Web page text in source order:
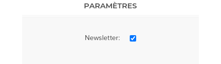
PARAMÈTRES
Newsletter: